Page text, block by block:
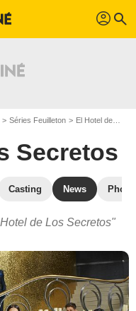
profil search
Séries Feuilleton El Hotel de Los Secretos
Secretos
Casting News
de Los Secretos"